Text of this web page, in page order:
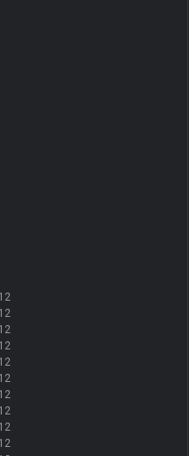
12
12
12
12
12
12
12
12
12
12